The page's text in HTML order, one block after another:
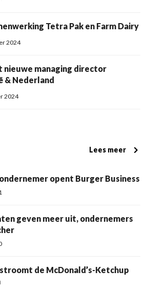
Tetra Pak en Farm Dairy
2024
nieuwe managing director
& Nederland
2024
Lees meer
opent Burger Business
geven meer uit, ondernemers
de McDonald’s-Ketchup